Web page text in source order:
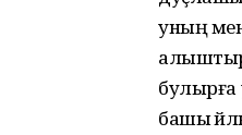
уның
булырға
башы